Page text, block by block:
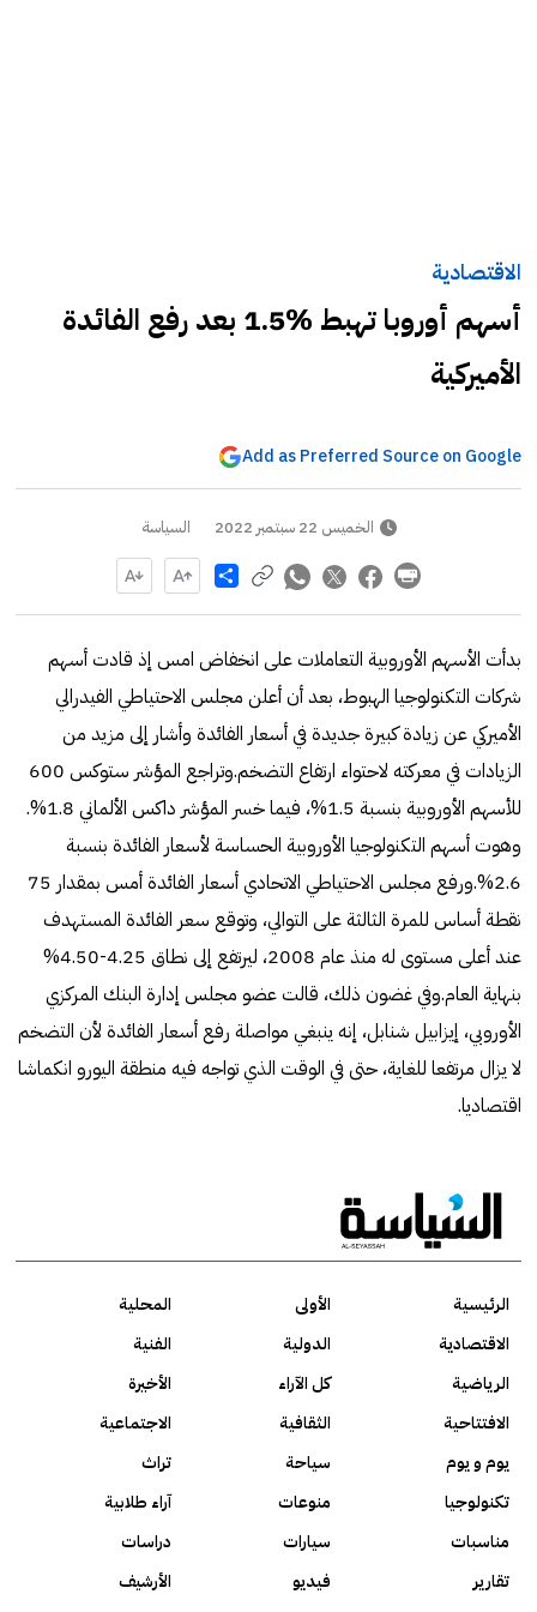
الاقتصادية
أسهم أوروبا تهبط %1.5 بعد رفع الفائدة
الأميركية
Add as Preferred Source on Google
الخميس 22 سبتمبر 2022 السياسة
Share
بدأت الأسهم الأوروبية التعاملات على انخفاض امس إذ قادت أسهم
شركات التكنولوجيا الهبوط، بعد أن أعلن مجلس الاحتياطي الفيدرالي
الأميركي عن زيادة كبيرة جديدة في أسعار الفائدة وأشار إلى مزيد من
الزيادات في معركته لاحتواء ارتفاع التضخم.وتراجع المؤشر ستوكس 600
للأسهم الأوروبية بنسبة 1.5%، فيما خسر المؤشر داكس الألماني 1.8%.
وهوت أسهم التكنولوجيا الأوروبية الحساسة لأسعار الفائدة بنسبة
2.6%.ورفع مجلس الاحتياطي الاتحادي أسعار الفائدة أمس بمقدار 75
نقطة أساس للمرة الثالثة على التوالي، وتوقع سعر الفائدة المستهدف
عند أعلى مستوى له منذ عام 2008، ليرتفع إلى نطاق 4.25-4.50%
بنهاية العام.وفي غضون ذلك، قالت عضو مجلس إدارة البنك المركزي
الأوروبي، إيزابيل شنابل، إنه ينبغي مواصلة رفع أسعار الفائدة لأن التضخم
لا يزال مرتفعا للغاية، حتى في الوقت الذي تواجه فيه منطقة اليورو انكماشا
اقتصاديا.
الرئيسية الأولى
المحلية
الاقتصادية
الدولية
الفنية
الرياضية
كل الآراء
الأخيرة
الافتتاحية
الثقافية
الاجتماعية
يوم و يوم
سياحة
تراث
تكنولوجيا
منوعات
آراء طلابية
مناسبات
سيارات
دراسات
تقارير
فيديو الأرشيف